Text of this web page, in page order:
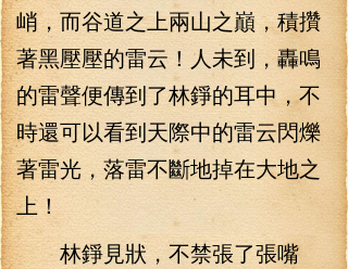
峭，而谷道之上兩山之巔，積攢
著黑壓壓的雷云！人未到，轟鳴
的雷聲便傳到了林錚的耳中，不
時還可以看到天際中的雷云閃爍
著雷光，落雷不斷地掉在大地之
上！
林錚見狀，不禁張了張嘴